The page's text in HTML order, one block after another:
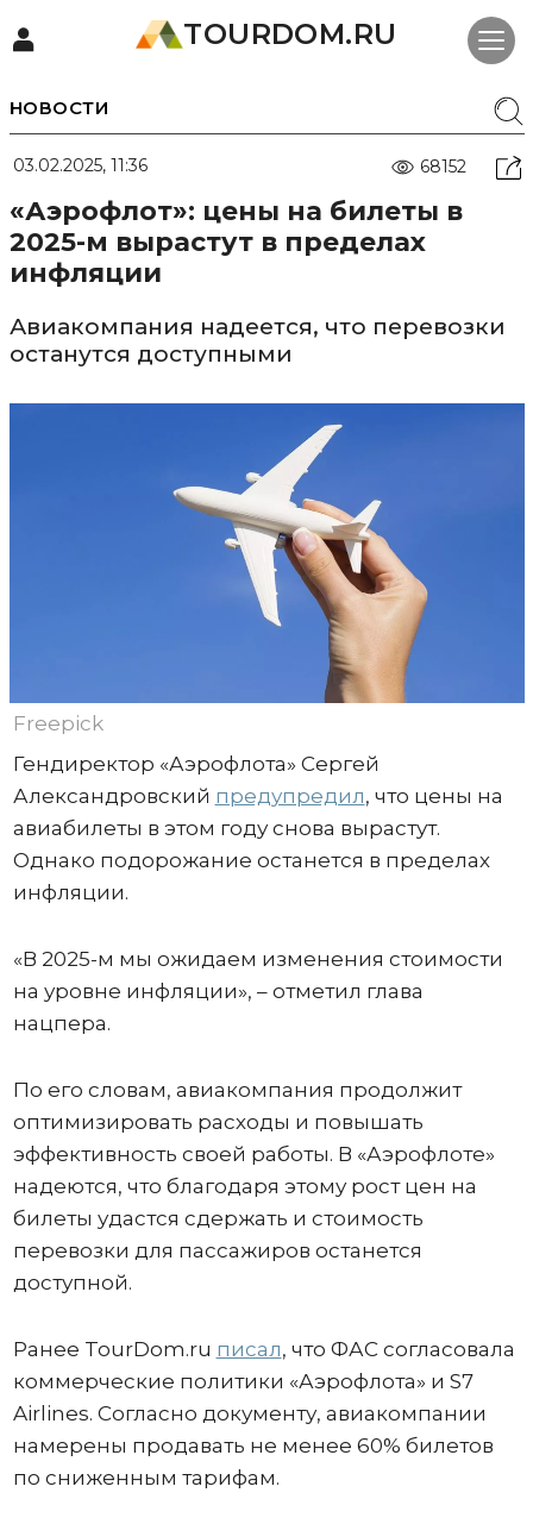
TOURDOM.RU
НОВОСТИ
03.02.2025, 11:36 68152
«Аэрофлот»: цены на билеты в
2025-м вырастут в пределах
инфляции
Авиакомпания надеется, что перевозки
останутся доступными
Freepick
Гендиректор «Аэрофлота» Сергей
Александровский предупредил, что цены на
авиабилеты в этом году снова вырастут.
Однако подорожание останется в пределах
инфляции.
«В 2025-м мы ожидаем изменения стоимости
на уровне инфляции», – отметил глава
нацпера.
По его словам, авиакомпания продолжит
оптимизировать расходы и повышать
эффективность своей работы. В «Аэрофлоте»
надеются, что благодаря этому рост цен на
билеты удастся сдержать и стоимость
перевозки для пассажиров останется
доступной.
Ранее TourDom.ru писал, что ФАС согласовала
коммерческие политики «Аэрофлота» и S7
Airlines. Согласно документу, авиакомпании
намерены продавать не менее 60% билетов
по сниженным тарифам.